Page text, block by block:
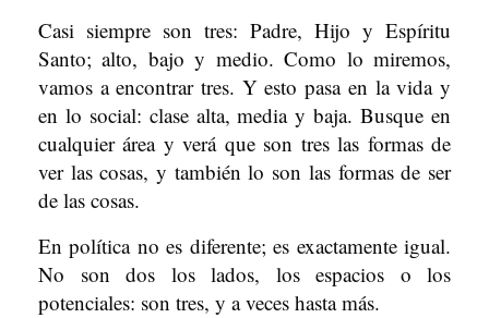
Casi siempre son tres: Padre, Hijo y Espíritu
Santo; alto, bajo y medio. Como lo miremos,
vamos a encontrar tres. Y esto pasa en la vida y
en lo social: clase alta, media y baja. Busque en
cualquier área y verá que son tres las formas de
ver las cosas, y también lo son las formas de ser
de las cosas.
En política no es diferente; es exactamente igual.
No son dos los lados, los espacios o los
potenciales: son tres, y a veces hasta más.